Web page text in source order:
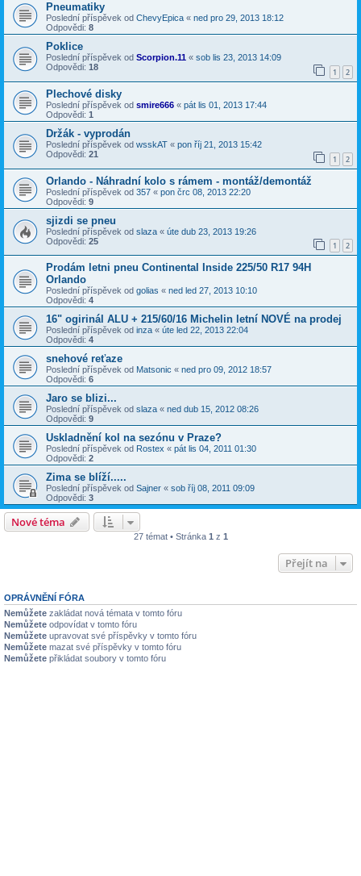
Pneumatiky
Poslední příspěvek od ChevyEpica « ned pro 29, 2013 18:12
Odpovědi: 8
Poklice
Poslední příspěvek od Scorpion.11 « sob lis 23, 2013 14:09
Odpovědi: 18 1 2
Plechové disky
Poslední příspěvek od smire666 « pát lis 01, 2013 17:44
Odpovědi: 1
Držák - vyprodán
Poslední příspěvek od wsskAT « pon říj 21, 2013 15:42
Odpovědi: 21 1 2
Orlando - Náhradní kolo s rámem - montáž/demontáž
Poslední příspěvek od 357 « pon črc 08, 2013 22:20
Odpovědi: 9
sjizdi se pneu
Poslední příspěvek od slaza « úte dub 23, 2013 19:26
Odpovědi: 25 1 2
Prodám letni pneu Continental Inside 225/50 R17 94H
Orlando
Poslední příspěvek od golias « ned led 27, 2013 10:10
Odpovědi: 4
16" ogirinál ALU + 215/60/16 Michelin letní NOVÉ na prodej
Poslední příspěvek od inza « úte led 22, 2013 22:04
Odpovědi: 4
snehové reťaze
Poslední příspěvek od Matsonic « ned pro 09, 2012 18:57
Odpovědi: 6
Jaro se blizi...
Poslední příspěvek od slaza « ned dub 15, 2012 08:26
Odpovědi: 9
Uskladnění kol na sezónu v Praze?
Poslední příspěvek od Rostex « pát lis 04, 2011 01:30
Odpovědi: 2
Zima se blíží.....
Poslední příspěvek od Sajner « sob říj 08, 2011 09:09
Odpovědi: 3
Nové téma
27 témat • Stránka 1 z 1
Přejít na
OPRÁVNĚNÍ FÓRA
Nemůžete zakládat nová témata v tomto fóru
Nemůžete odpovídat v tomto fóru
Nemůžete upravovat své příspěvky v tomto fóru
Nemůžete mazat své příspěvky v tomto fóru
Nemůžete přikládat soubory v tomto fóru